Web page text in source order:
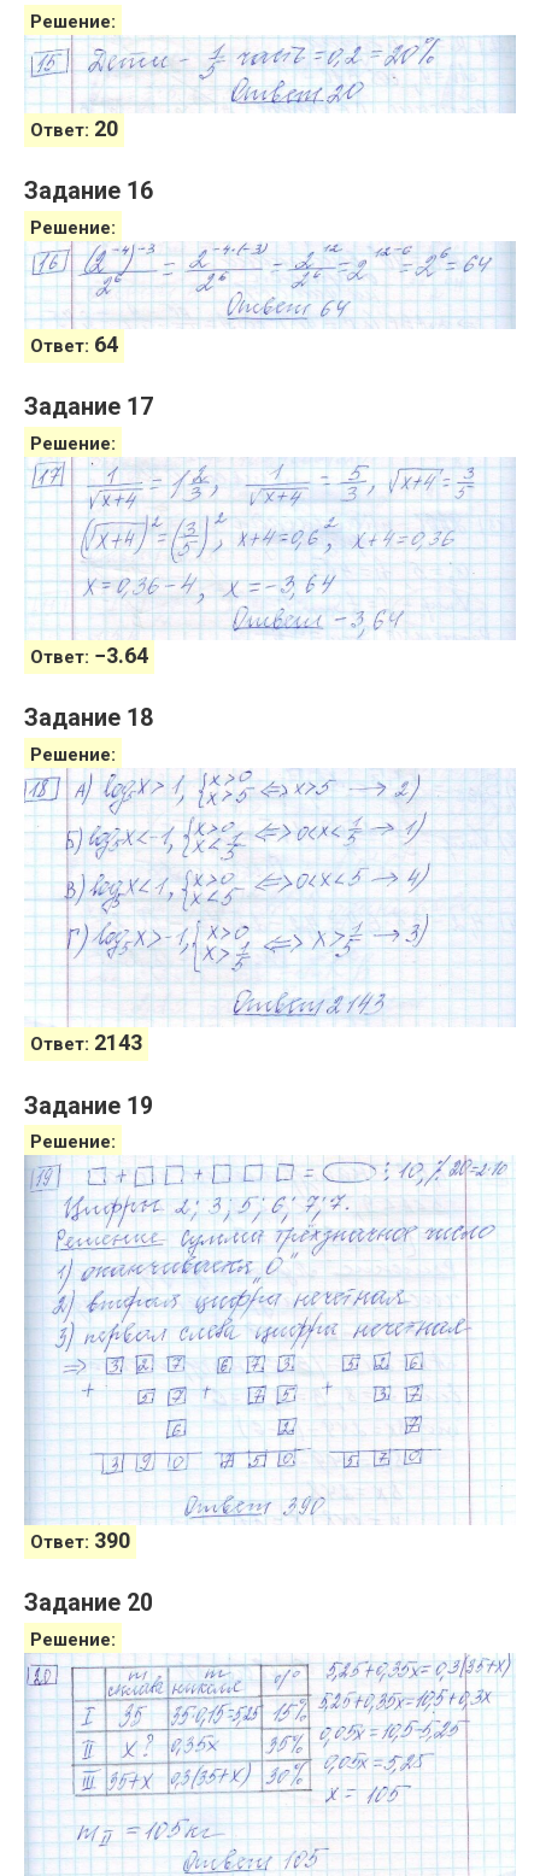
Решение:
Ответ: 20
Задание 16
Решение:
Ответ: 64
Задание 17
Решение:
Ответ: −3.64
Задание 18
Решение:
Ответ: 2143
Задание 19
Решение:
Ответ: 390
Задание 20
Решение: